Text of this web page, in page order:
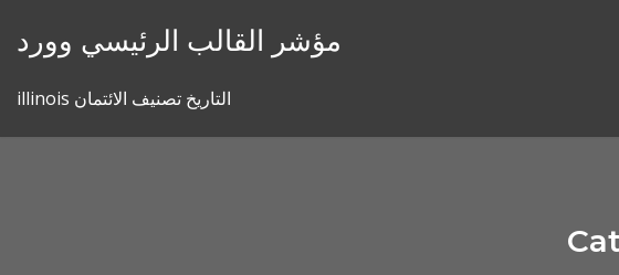
مؤشر القالب الرئيسي وورد
illinois التاريخ تصنيف الائتمان